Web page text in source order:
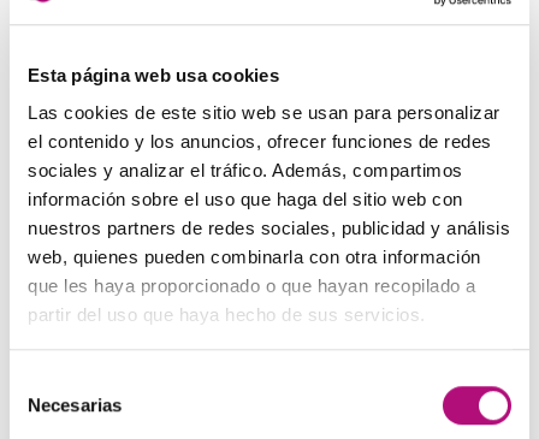
Esta página web usa cookies
Las cookies de este sitio web se usan para personalizar
el contenido y los anuncios, ofrecer funciones de redes
sociales y analizar el tráfico. Además, compartimos
información sobre el uso que haga del sitio web con
nuestros partners de redes sociales, publicidad y análisis
web, quienes pueden combinarla con otra información
que les haya proporcionado o que hayan recopilado a
partir del uso que haya hecho de sus servicios.
Necesarias
original
137,00€.
actual
130,00€.
Elisièr Tratamiento Instantaneo 50ml
48,00€ El
precio
original
era:
48,00€.
45,00 €El
precio
actual
es:
45,00€.
(IVA incluido)
Paleta de Maquillaje Avon
32,99€ El
precio
original
era:
32,99€.
28,50€El
precio
actual
es:
28,50€.
(IVA incluido)
Maquíllate
precio
8,50
El(IVA incluido)